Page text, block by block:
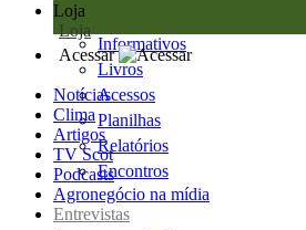
Loja
Loja
Informativos
Livros
Acessos
Planilhas
Relatórios
Encontros
Acessar
Notícias
Clima
Artigos
TV Scot
Podcasts
Agronegócio na mídia
Entrevistas